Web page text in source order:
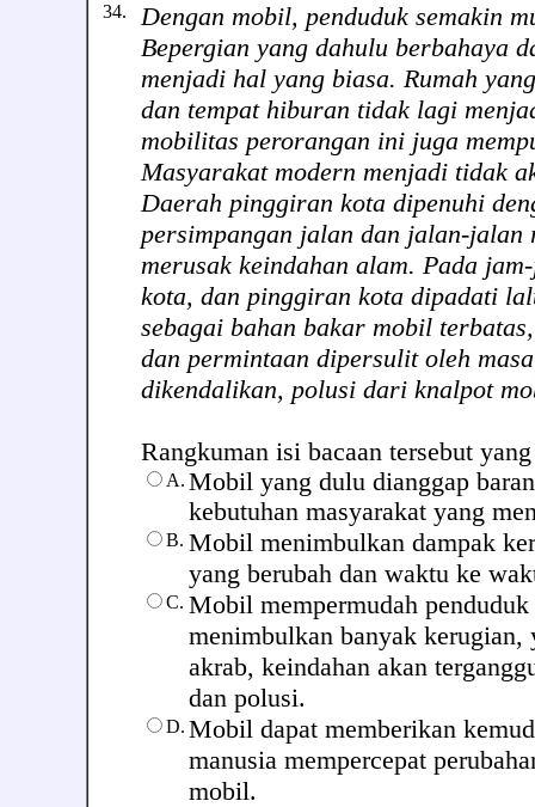
34. Dengan mobil, penduduk semakin
Bepergian yang dahulu berbahaya
menjadi hal yang biasa. Rumah
dan tempat hiburan tidak lagi
mobilitas perorangan ini juga
Masyarakat modern menjadi tidak
Daerah pinggiran kota dipenuhi
persimpangan jalan dan jalan-
merusak keindahan alam. Pada
kota, dan pinggiran kota dipadati
sebagai bahan bakar mobil
dan permintaan dipersulit oleh
dikendalikan, polusi dari knalpot
Rangkuman isi bacaan tersebut
A. Mobil yang dulu dianggap
kebutuhan masyarakat yang
B. Mobil menimbulkan dampak
yang berubah dan waktu ke
C. Mobil mempermudah
menimbulkan banyak kerugian,
akrab, keindahan akan
dan polusi.
D. Mobil dapat memberikan
manusia mempercepat
mobil.